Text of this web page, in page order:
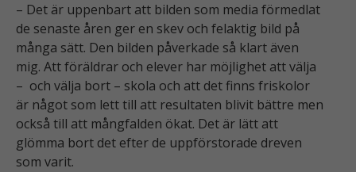
– Det är uppenbart att bilden som media förmedlat
de senaste åren ger en skev och felaktig bild på
många sätt. Den bilden påverkade så klart även
mig. Att föräldrar och elever har möjlighet att välja
– och välja bort – skola och att det finns friskolor
är något som lett till att resultaten blivit bättre men
också till att mångfalden ökat. Det är lätt att
glömma bort det efter de uppförstorade dreven
som varit.